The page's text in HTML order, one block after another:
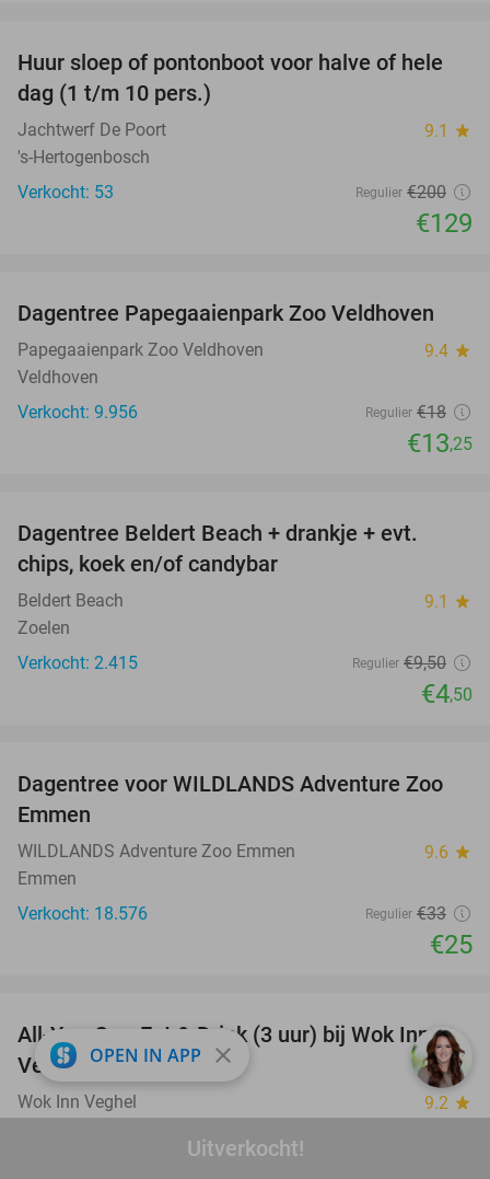
Uitverkocht!
36%
Huur sloep of pontonboot voor halve of hele
dag (1 t/m 10 pers.)
Jachtwerf De Poort 9.1 star
's-Hertogenbosch
Verkocht: 53
Regulier €200
€129
26%
Dagentree Papegaaienpark Zoo Veldhoven
Papegaaienpark Zoo Veldhoven 9.4 star
Veldhoven
Verkocht: 9.956
Regulier €18
€13,25
Dagentree Beldert Beach + drankje + evt.
chips, koek en/of candybar
Beldert Beach 9.1 star
Zoelen
Verkocht: 2.415
Regulier €9,50
€4,50
24%
Dagentree voor WILDLANDS Adventure Zoo
Emmen
WILDLANDS Adventure Zoo Emmen 9.6 star
Emmen
Verkocht: 18.576
Regulier €33
€25
24%
All-You-Can-Eat & Drink (3 uur) bij Wok Inn
Veghel
Wok Inn Veghel 9.2 star
OPEN IN APP close